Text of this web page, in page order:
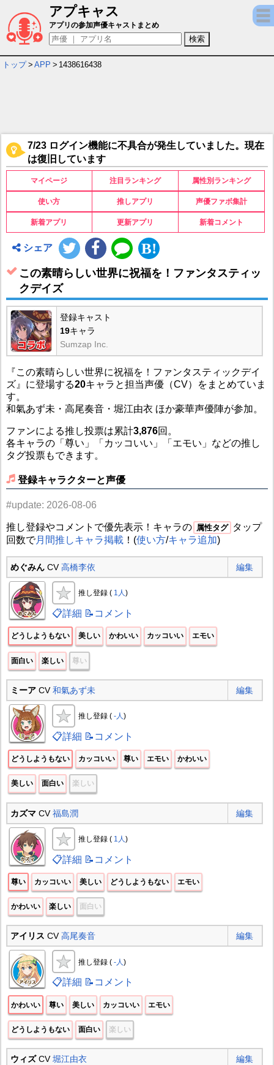
アプキャス
この素晴らしい世界に祝福を！ファンタス
アプリの参加声優キャストまとめ
トップ > APP > 1438616438
7/23 ログイン機能に不具合が発生していました。現在
は復旧しています
マイページ 注目ランキング 属性別ランキング
使い方 推しアプリ 声優ファボ集計
新着アプリ 更新アプリ 新着コメント
シェア
この素晴らしい世界に祝福を！ファンタスティッ
クデイズ
登録キャスト
19キャラ
Sumzap Inc.
『この素晴らしい世界に祝福を！ファンタスティックデイ
ズ』に登場する20キャラと担当声優（CV）をまとめていま
す。
和氣あず未・高尾奏音・堀江由衣 ほか豪華声優陣が参加。
ファンによる推し投票は累計3,876回。
各キャラの「尊い」「カッコいい」「エモい」などの推し
タグ投票もできます。
登録キャラクターと声優
#update: 2026-08-06
推し登録やコメントで優先表示！キャラの 属性タグ
タップ
回数で月間推しキャラ掲載！(使い方/キャラ追加)
めぐみんCV高橋李依 編集
推し登録 ( 1人)
📋詳細 📝コメント
どうしようもない 美しい かわいい カッコいい エモい
面白い 楽しい 尊い
ミーアCV和氣あず未 編集
推し登録 ( -人)
📋詳細 📝コメント
どうしようもない カッコいい 尊い エモい かわいい
美しい 面白い 楽しい
カズマCV福島潤 編集
推し登録 ( 1人)
📋詳細 📝コメント
尊い カッコいい 美しい どうしようもない エモい
かわいい 楽しい 面白い
アイリス CV高尾奏音 編集
推し登録 ( -人 )
📋詳細 📝コメント
かわいい 尊い 美しい カッコいい エモい
どうしようもない 面白い 楽しい
ウィズCV堀江由衣 編集